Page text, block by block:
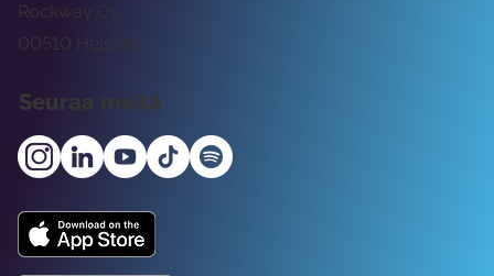
Rockway Oy
00510 Helsinki
Seuraa meitä